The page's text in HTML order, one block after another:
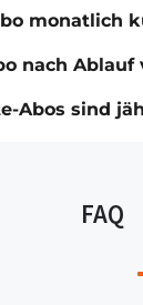
monatlich
nach
Abos sind
FAQ